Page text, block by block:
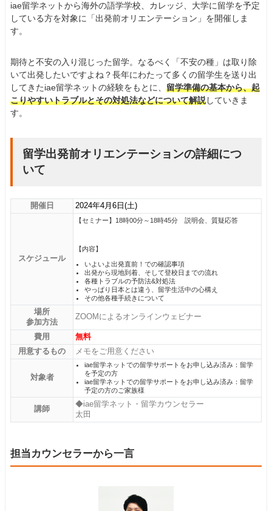
iae留学ネットから海外の語学学校、カレッジ、大学に留学を予定
している方を対象に「出発前オリエンテーション」を開催しま
す。
期待と不安の入り混じった留学。なるべく「不安の種」は取り除
いて出発したいですよね？長年にわたって多くの留学生を送り出
してきたiae留学ネットの経験をもとに、 留学準備の基本から、起
こりやすいトラブルとその対処法などについて解説していきま
す。
留学出発前オリエンテーションの詳細につ
いて
開催日 2024年4月6日(土)
スケジュール
【セミナー】18時00分～18時45分 説明会、質疑応答
【内容】
いよいよ出発直前！での確認事項
出発から現地到着、そして登校日までの流れ
各種トラブルの予防法&対処法
やっぱり日本とは違う、留学生活中の心構え
その他各種手続きについて
場所
参加方法
ZOOMによるオンラインウェビナー
費用
無料
用意するもの
メモをご用意ください
対象者
iae留学ネットでの留学サポートをお申し込み済み：留学
を予定の方
iae留学ネットでの留学サポートをお申し込み済み：留学
予定の方のご家族様
講師
◆iae留学ネット・留学カウンセラー
太田
担当カウンセラーから一言